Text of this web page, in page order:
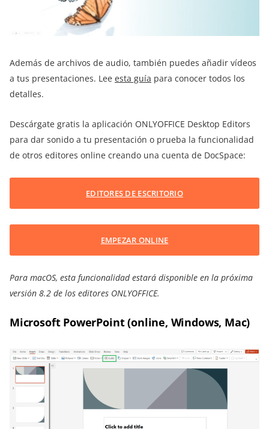
Además de archivos de audio, también puedes añadir vídeos
a tus presentaciones. Lee esta guía para conocer todos los
detalles.
Descárgate gratis la aplicación ONLYOFFICE Desktop Editors
para dar sonido a tu presentación o prueba la funcionalidad
de otros editores online creando una cuenta de DocSpace:
EDITORES DE ESCRITORIO
EMPEZAR ONLINE
Para macOS, esta funcionalidad estará disponible en la próxima
versión 8.2 de los editores ONLYOFFICE.
Microsoft PowerPoint(online, Windows, Mac)